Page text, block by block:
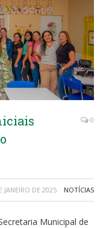
0
JANEIRO DE 2025 NOTÍCIAS
Municipal de